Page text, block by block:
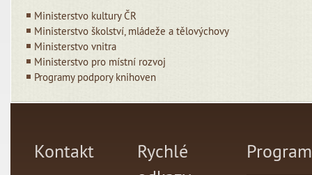
Ministerstvo kultury ČR
Ministerstvo školství, mládeže a tělovýchovy
Ministerstvo vnitra
Ministerstvo pro místní rozvoj
Programy podpory knihoven
Kontakt
Rychlé